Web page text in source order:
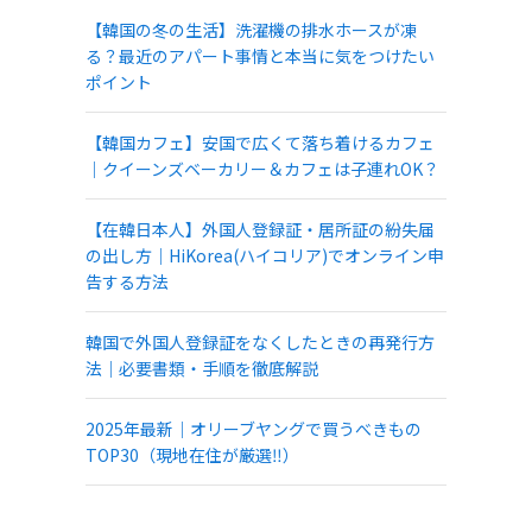
【韓国の冬の生活】洗濯機の排水ホースが凍
る？最近のアパート事情と本当に気をつけたい
ポイント
【韓国カフェ】安国で広くて落ち着けるカフェ
｜クイーンズベーカリー＆カフェは子連れOK？
【在韓日本人】外国人登録証・居所証の紛失届
の出し方｜HiKorea(ハイコリア)でオンライン申
告する方法
韓国で外国人登録証をなくしたときの再発行方
法｜必要書類・手順を徹底解説
2025年最新｜オリーブヤングで買うべきもの
TOP30（現地在住が厳選‼）